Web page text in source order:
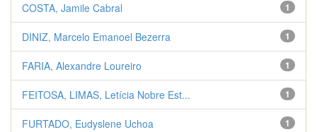
1
COSTA, Jamile Cabral
1
DINIZ, Marcelo Emanoel Bezerra
1
FARIA, Alexandre Loureiro
1
FEITOSA, LIMAS, Letícia Nobre Est...
1
FURTADO, Eudyslene Uchoa